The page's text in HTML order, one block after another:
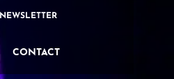
NEWSLETTER
CONTACT